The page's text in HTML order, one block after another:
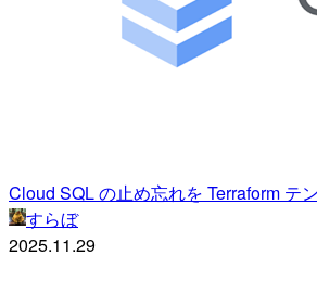
Cloud SQL の止め忘れを Terraform テ
すらぼ
2025.11.29